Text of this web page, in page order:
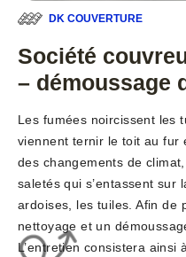
DK COUVERTURE
Société
– démoussage
Les fumées noircissent les
viennent ternir le toit au fur
des changements de
saletés qui s’entassent sur
ardoises, les tuiles. Afin de
nettoyage et un
L’entretien consistera